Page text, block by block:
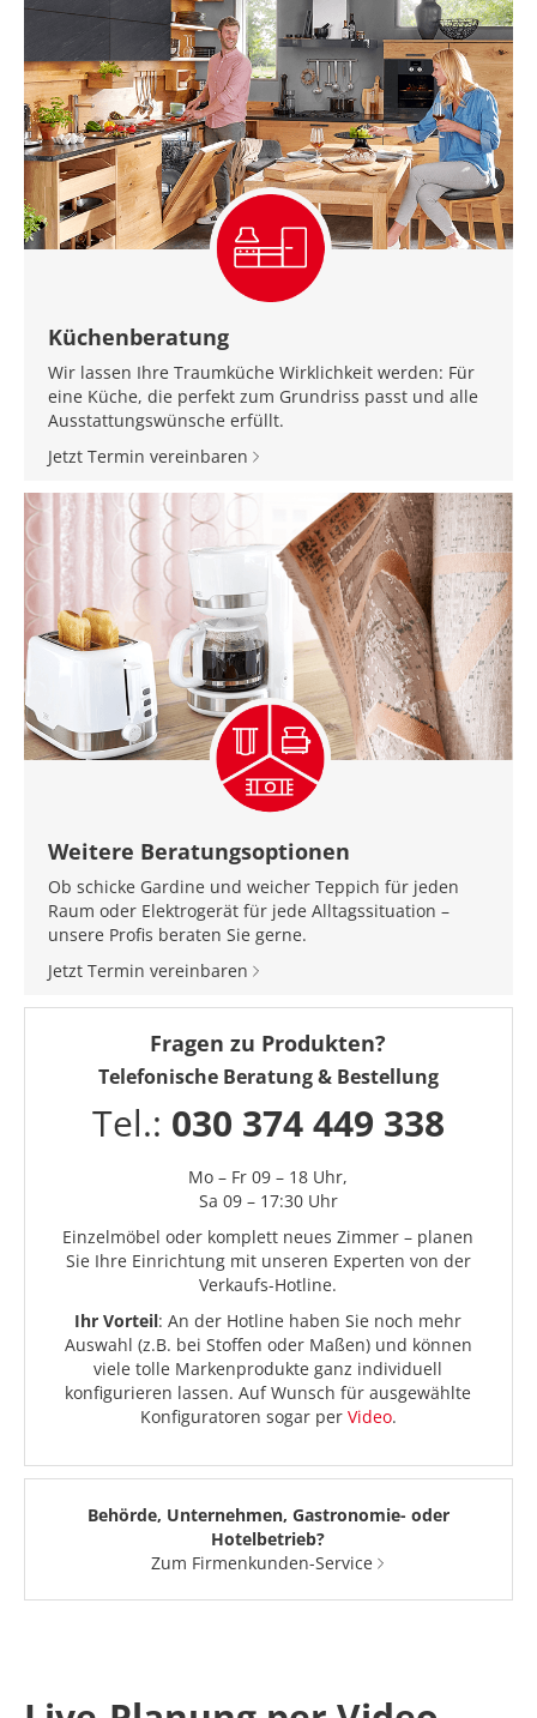
Küchenberatung
Wir lassen Ihre Traumküche Wirklichkeit werden: Für
eine Küche, die perfekt zum Grundriss passt und alle
Ausstattungswünsche erfüllt.
Jetzt Termin vereinbaren
Weitere Beratungsoptionen
Ob schicke Gardine und weicher Teppich für jeden
Raum oder Elektrogerät für jede Alltagssituation –
unsere Profis beraten Sie gerne.
Jetzt Termin vereinbaren
Fragen zu Produkten?
Telefonische Beratung & Bestellung
Tel.: 030 374 449 338
Mo – Fr 09 – 18 Uhr,
Sa 09 – 17:30 Uhr
Einzelmöbel oder komplett neues Zimmer – planen
Sie Ihre Einrichtung mit unseren Experten von der
Verkaufs-Hotline.
Ihr Vorteil: An der Hotline haben Sie noch mehr
Auswahl (z.B. bei Stoffen oder Maßen) und können
viele tolle Markenprodukte ganz individuell
konfigurieren lassen. Auf Wunsch für ausgewählte
Konfiguratoren sogar per Video.
Behörde, Unternehmen, Gastronomie- oder
Hotelbetrieb?
Zum Firmenkunden-Service